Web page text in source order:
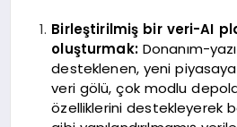
Birleştirilmiş bir veri-AI
oluşturmak:Donanım-
desteklenen, yeni
veri gölü, çok modlu
özelliklerini destekleyerek